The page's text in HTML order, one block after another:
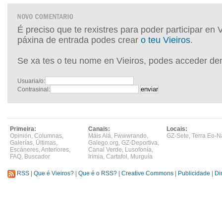
É preciso que te rexistres para poder participar en
páxina de entrada podes crear o teu Vieiros.
Se xa tes o teu nome en Vieiros, podes acceder
Usuaria/o:
Contrasinal:
Primeira:
Opinión, Columnas,
Galerías, Últimas,
Escáneres,Anteriores,
FAQ, Buscador
Canais:
Máis Alá, Fwwwrando,
Galego.org, GZ-Deportiva,
Canal Verde, Lusofonía,
Irimia, Cartafol , Murguía
Locais:
GZ-Sete, Terra Eo-
RSS Que é Vieiros? Que é o RSS? Creative Commons Publicidade